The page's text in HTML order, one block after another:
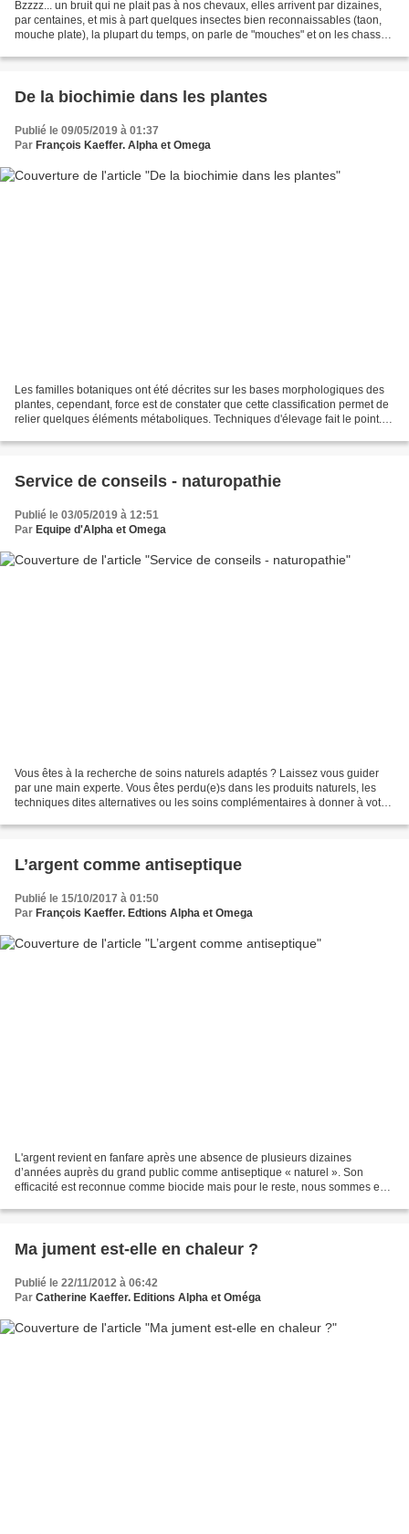
Bzzzz... un bruit qui ne plait pas à nos chevaux, elles arrivent par dizaines,
par centaines, et mis à part quelques insectes bien reconnaissables (taon,
mouche plate), la plupart du temps, on parle de "mouches" et on les chasse
De la biochimie dans les plantes
Publié le 09/05/2019 à 01:37
Par François Kaeffer. Alpha et Omega
Les familles botaniques ont été décrites sur les bases morphologiques des
plantes, cependant, force est de constater que cette classification permet de
relier quelques éléments métaboliques. Techniques d'élevage fait le point.
Service de conseils - naturopathie
Publié le 03/05/2019 à 12:51
Par Equipe d'Alpha et Omega
Vous êtes à la recherche de soins naturels adaptés ? Laissez vous guider
par une main experte. Vous êtes perdu(e)s dans les produits naturels, les
techniques dites alternatives ou les soins complémentaires à donner à votre
L’argent comme antiseptique
Publié le 15/10/2017 à 01:50
Par François Kaeffer. Edtions Alpha et Omega
L'argent revient en fanfare après une absence de plusieurs dizaines
d’années auprès du grand public comme antiseptique « naturel ». Son
efficacité est reconnue comme biocide mais pour le reste, nous sommes en
Ma jument est-elle en chaleur ?
Publié le 22/11/2012 à 06:42
Par Catherine Kaeffer. Editions Alpha et Oméga